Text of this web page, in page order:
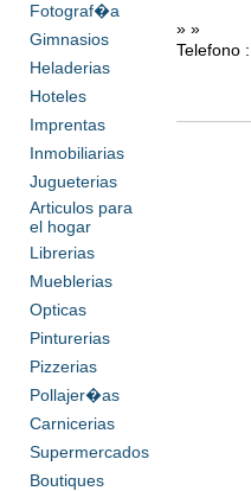
Fotograf�a
Gimnasios
Heladerias
Hoteles
Imprentas
Inmobiliarias
Jugueterias
Articulos para
el hogar
Librerias
Mueblerias
Opticas
Pinturerias
Pizzerias
Pollajer�as
Carnicerias
Supermercados
Boutiques
» »
Telefono :